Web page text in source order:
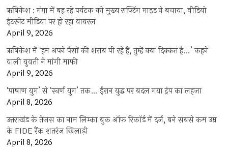
ऋषिकेश : गंगा में बह रहे पर्यटक को मुख्य राफ्टिंग गाइड ने बचाया, वीडियो
इंटरनेट मीडिया पर हो रहा वायरल
April 9, 2026
ऋषिकेश में ‘हम अपने पैसों की शराब पी रहे हैं, तुम्हें क्या दिक्कत है…’ कहने
वाली युवती ने मांगी माफी
April 9, 2026
‘पाषाण युग’ से ‘स्वर्ण युग’ तक… ईरान युद्ध पर बदल गया ट्रंप का लहजा
April 8, 2026
उत्तराखंड के तेजस का नाम लिम्का बुक ऑफ रिकॉर्ड में दर्ज, बने सबसे कम उम्र
के FIDE रैंक शतरंज खिलाड़ी
April 8, 2026